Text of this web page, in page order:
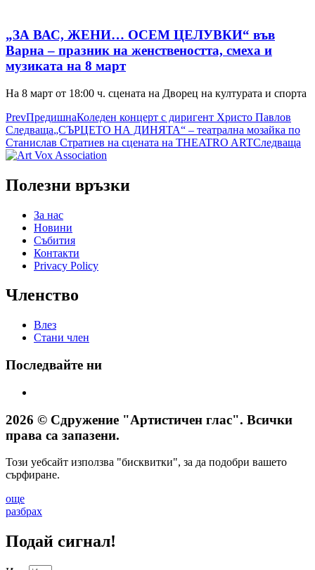
„ЗА ВАС, ЖЕНИ… ОСЕМ ЦЕЛУВКИ“ във
Варна – празник на женствеността, смеха и
музиката на 8 март
На 8 март от 18:00 ч. сцената на Дворец на културата и спорта
PrevПредишнаКоледен концерт с диригент Христо Павлов
Следваща„СЪРЦЕТО НА ДИНЯТА“ – театрална мозайка по
Станислав Стратиев на сцената на THEATRO ARTСледваща
Полезни връзки
За нас
Новини
Събития
Контакти
Privacy Policy
Членство
Влез
Стани член
Последвайте ни
2026 © Сдружение "Артистичен глас". Всички
права са запазени.
Този уебсайт използва "бисквитки", за да подобри вашето
сърфиране.
още
разбрах
Подай сигнал!